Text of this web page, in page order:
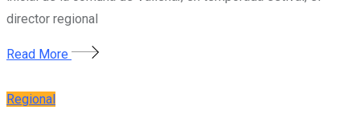
director regional
Read More
Regional